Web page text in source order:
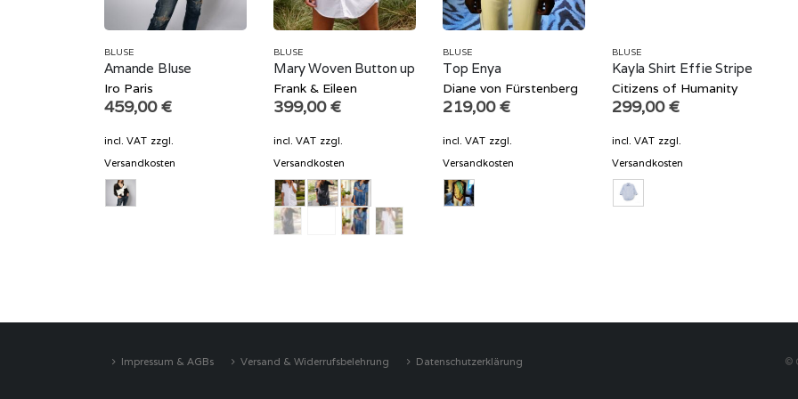
BLUSE
Amande Bluse
Iro Paris
459,00€
incl. VAT zzgl.
Versandkosten
BLUSE
Mary Woven Button up
Frank & Eileen
399,00€
incl. VAT zzgl.
Versandkosten
BLUSE
Top Enya
Diane von Fürstenberg
219,00€
incl. VAT zzgl.
Versandkosten
BLUSE
Kayla Shirt Effie Stripe
Citizens of Humanity
299,00€
incl. VAT zzgl.
Versandkosten
Impressum & AGBs Versand & Widerrufsbelehrung Datenschutzerklärung ©